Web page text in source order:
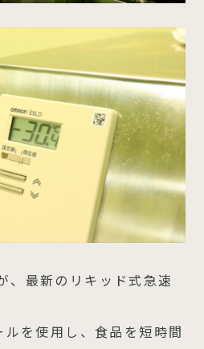
、最新のリキッド式急速
を使用し、食品を短時間